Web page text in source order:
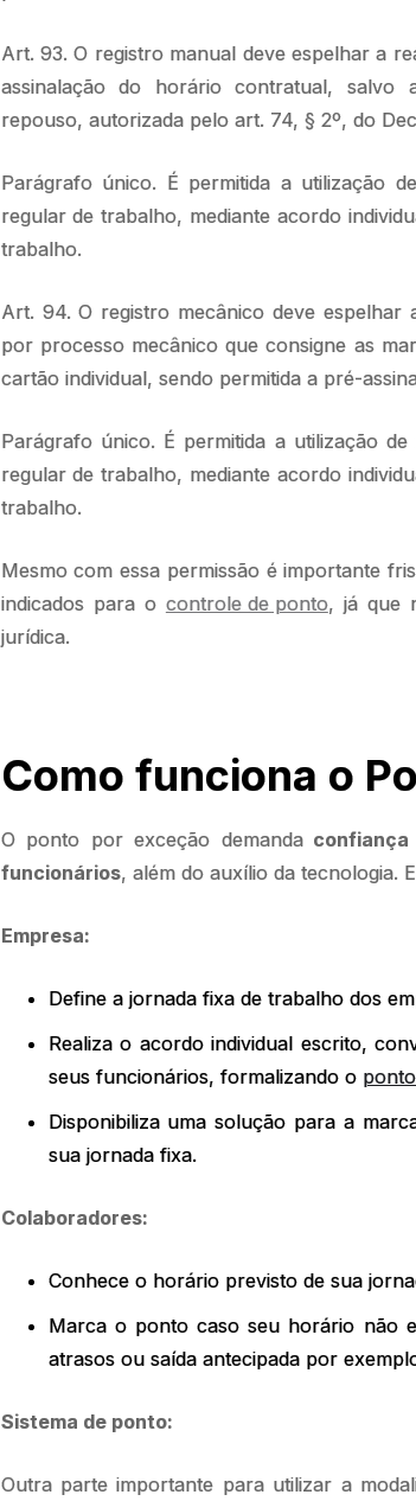
Art. 93. O registro manual deve espelhar a
assinalação do horário contratual, salvo
repouso, autorizada pelo art. 74, § 2º, do
Parágrafo único. É permitida a utilização
regular de trabalho, mediante acordo
trabalho.
Art. 94. O registro mecânico deve espelhar
por processo mecânico que consigne as
cartão individual, sendo permitida a pré-
Parágrafo único. É permitida a utilização
regular de trabalho, mediante acordo
trabalho.
Mesmo com essa permissão é importante
indicados para o controle de ponto, já que
jurídica.
Como funciona o
O ponto por exceção demandaconfiança
funcionários, além do auxílio da tecnologia.
Empresa:
Define a jornada fixa de trabalho dos
Realiza o acordo individual escrito,
seus funcionários, formalizando o
Disponibiliza uma solução para a
sua jornada fixa.
Colaboradores:
Conhece o horário previsto de sua
Marca o ponto caso seu horário não
atrasos ou saída antecipada por
Sistema de ponto:
Outra parte importante para utilizar a